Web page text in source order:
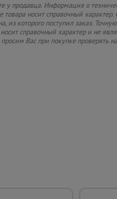
продавца. Информация о
носит справочный характер.
из которого поступил заказ.
справочный характер и не
Вас при покупке